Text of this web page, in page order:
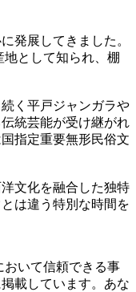
発展してきました。
地として知られ、棚
く平戸ジャンガラや
統芸能が受け継がれ
指定重要無形民俗文
文化を融合した独特
は違う特別な時間を
いて信頼できる事
載しています。あな